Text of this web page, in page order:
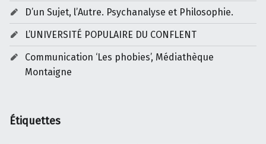
D’un Sujet, l’Autre. Psychanalyse et Philosophie.
L’UNIVERSITÉ POPULAIRE DU CONFLENT
Communication ‘Les phobies’, Médiathèque
Montaigne
Étiquettes